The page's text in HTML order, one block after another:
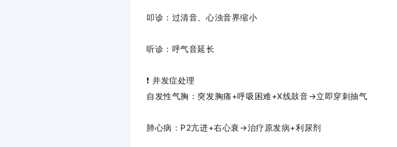
叩诊 ：过清音、心浊音界缩小
听诊 ：呼气音延长
❗ 并发症处理
自发性气胸 ：突发胸痛+呼吸困难+X线鼓音→立即穿刺抽气
肺心病 ：P2亢进+右心衰→治疗原发病+利尿剂